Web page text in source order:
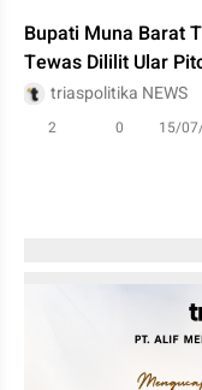
Bupati Muna Barat
Tewas Dililit Ular
triaspolitika NEWS
2 0 15/